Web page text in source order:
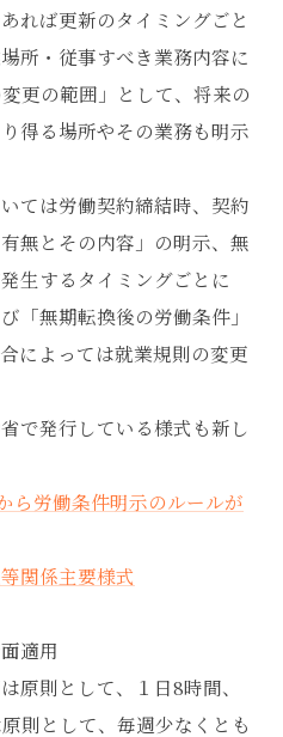
れば更新のタイミングごと
所・従事すべき業務内容に
更の範囲」として、将来の
得る場所やその業務も明示
ては労働契約締結時、契約
無とその内容」の明示、無
生するタイミングごとに
「無期転換後の労働条件」
によっては就業規則の変更
で発行している様式も新し
ら労働条件明示のルールが
関係主要様式
適用
原則として、１⽇8時間、
則として、毎週少なくとも